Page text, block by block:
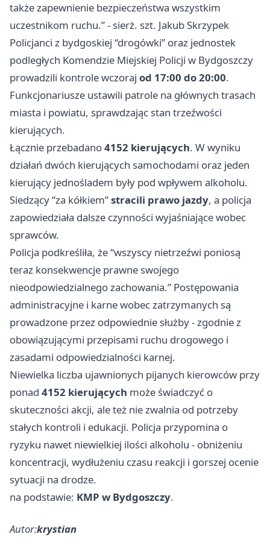
także zapewnienie bezpieczeństwa wszystkim
uczestnikom ruchu.” - sierż. szt. Jakub Skrzypek
Policjanci z bydgoskiej “drogówki” oraz jednostek
podległych Komendzie Miejskiej Policji w Bydgoszczy
prowadzili kontrole wczoraj od 17:00 do 20:00.
Funkcjonariusze ustawili patrole na głównych trasach
miasta i powiatu, sprawdzając stan trzeźwości
kierujących.
Łącznie przebadano4152 kierujących. W wyniku
działań dwóch kierujących samochodami oraz jeden
kierujący jednośladem były pod wpływem alkoholu.
Siedzący “za kółkiem”stracili prawo jazdy, a policja
zapowiedziała dalsze czynności wyjaśniające wobec
sprawców.
Policja podkreśliła, że “wszyscy nietrzeźwi poniosą
teraz konsekwencje prawne swojego
nieodpowiedzialnego zachowania.” Postępowania
administracyjne i karne wobec zatrzymanych są
prowadzone przez odpowiednie służby - zgodnie z
obowiązującymi przepisami ruchu drogowego i
zasadami odpowiedzialności karnej.
Niewielka liczba ujawnionych pijanych kierowców przy
ponad 4152 kierujących może świadczyć o
skuteczności akcji, ale też nie zwalnia od potrzeby
stałych kontroli i edukacji. Policja przypomina o
ryzyku nawet niewielkiej ilości alkoholu - obniżeniu
koncentracji, wydłużeniu czasu reakcji i gorszej ocenie
sytuacji na drodze.
na podstawie: KMP w Bydgoszczy.
Autor:krystian